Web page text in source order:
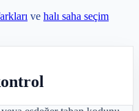
ve halı saha seçim